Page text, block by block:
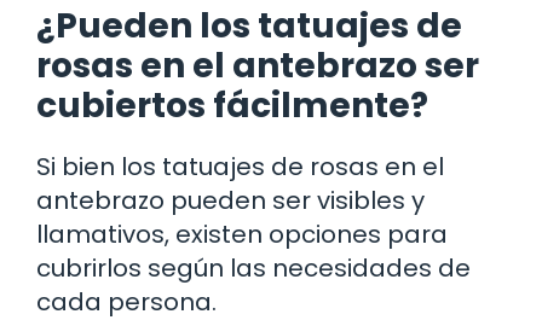
¿Pueden los tatuajes de
rosas en el antebrazo ser
cubiertos fácilmente?
Si bien los tatuajes de rosas en el
antebrazo pueden ser visibles y
llamativos, existen opciones para
cubrirlos según las necesidades de
cada persona.